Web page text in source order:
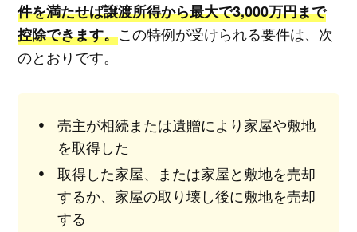
件を満たせば譲渡所得から最大で3,000万円まで
控除できます。この特例が受けられる要件は、次
のとおりです。
売主が相続または遺贈により家屋や敷地
を取得した
取得した家屋、または家屋と敷地を売却
するか、家屋の取り壊し後に敷地を売却
する